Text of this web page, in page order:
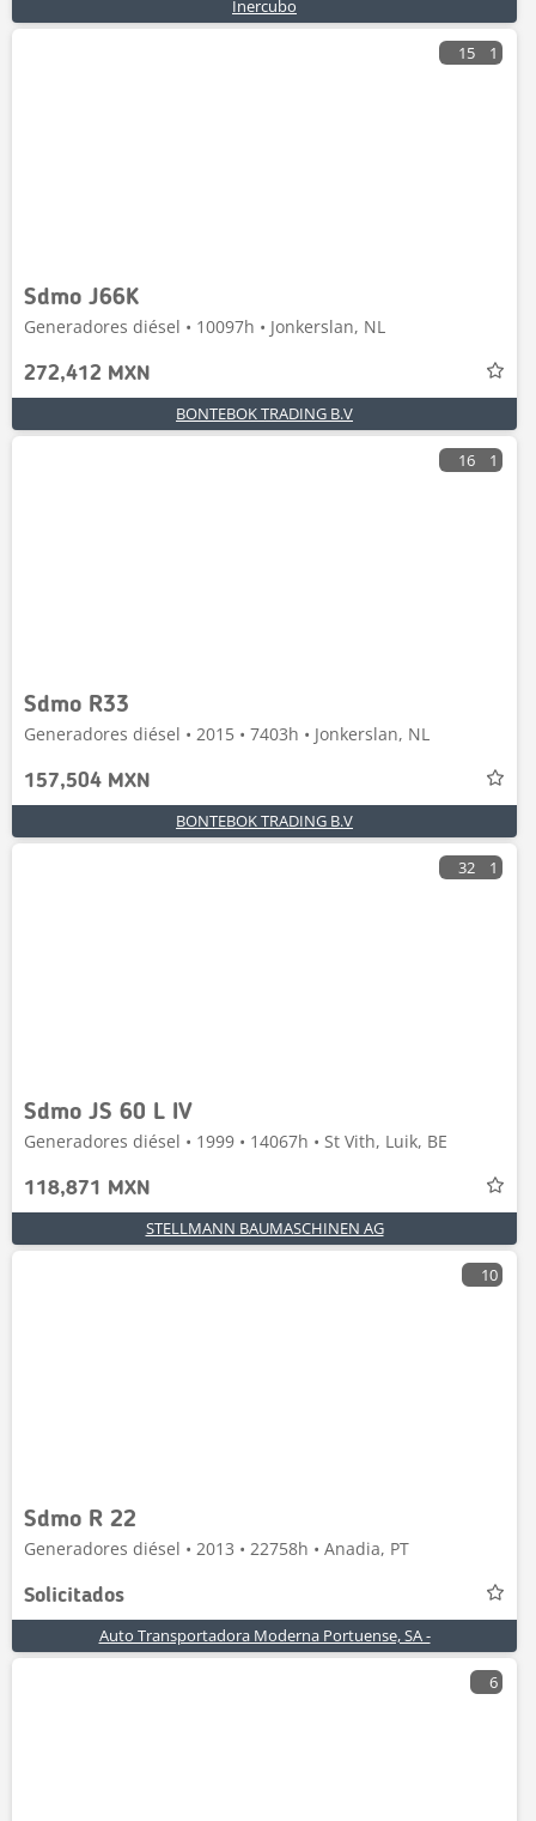
Inercubo
15 1
Sdmo J66K
Generadores diésel • 10097h • Jonkerslan, NL
272,412 MXN
BONTEBOK TRADING B.V
16 1
Sdmo R33
Generadores diésel • 2015 • 7403h • Jonkerslan, NL
157,504 MXN
BONTEBOK TRADING B.V
32 1
Sdmo JS 60 L IV
Generadores diésel • 1999 • 14067h • St Vith, Luik, BE
118,871 MXN
STELLMANN BAUMASCHINEN AG
10
Sdmo R 22
Generadores diésel • 2013 • 22758h • Anadia, PT
Solicitados
Auto Transportadora Moderna Portuense, SA -
6